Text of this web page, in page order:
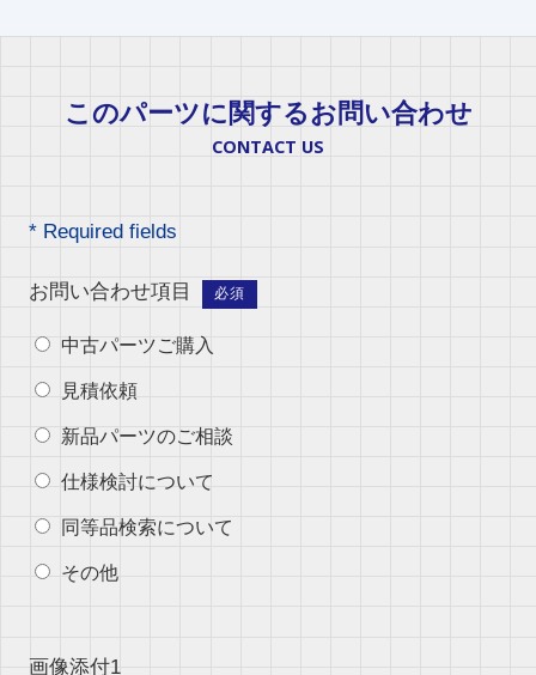
このパーツに関するお問い合わせ
CONTACT US
* Required fields
お問い合わせ項目 必須
中古パーツご購入
見積依頼
新品パーツのご相談
仕様検討について
同等品検索について
その他
画像添付1